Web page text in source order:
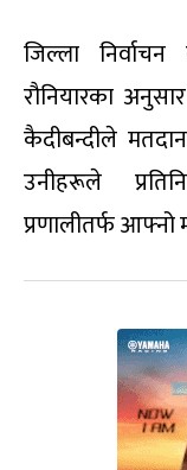
जिल्ला
रौनियारका
कैदीबन्दीले
उनीहरूले
प्रणालीतर्फ आफ्नो